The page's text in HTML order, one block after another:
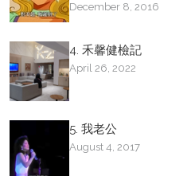
December 8, 2016
4. 禾馨健檢記
April 26, 2022
5. 我老公
August 4, 2017